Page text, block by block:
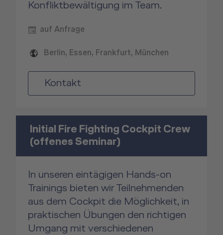
Konfliktbewältigung im Team.
auf Anfrage
Berlin, Essen, Frankfurt, München
Kontakt
Initial Fire Fighting Cockpit Crew
(offenes Seminar)
In unseren eintägigen Hands-on
Trainings bieten wir Teilnehmenden
aus dem Cockpit die Möglichkeit, in
praktischen Übungen den richtigen
Umgang mit verschiedenen